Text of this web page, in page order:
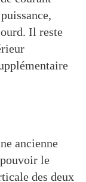
Il reste
ancienne
le
des deux